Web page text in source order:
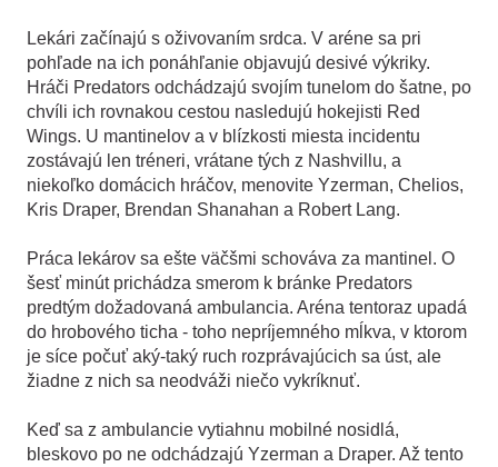
Lekári začínajú s oživovaním srdca. V aréne sa pri
pohľade na ich ponáhľanie objavujú desivé výkriky.
Hráči Predators odchádzajú svojím tunelom do šatne, po
chvíli ich rovnakou cestou nasledujú hokejisti Red
Wings. U mantinelov a v blízkosti miesta incidentu
zostávajú len tréneri, vrátane tých z Nashvillu, a
niekoľko domácich hráčov, menovite Yzerman, Chelios,
Kris Draper, Brendan Shanahan a Robert Lang.
Práca lekárov sa ešte väčšmi schováva za mantinel. O
šesť minút prichádza smerom k bránke Predators
predtým dožadovaná ambulancia. Aréna tentoraz upadá
do hrobového ticha - toho nepríjemného mĺkva, v ktorom
je síce počuť aký-taký ruch rozprávajúcich sa úst, ale
žiadne z nich sa neodváži niečo vykríknuť.
Keď sa z ambulancie vytiahnu mobilné nosidlá,
bleskovo po ne odchádzajú Yzerman a Draper. Až tento